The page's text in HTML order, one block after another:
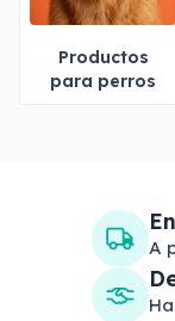
Productos
para perros
A